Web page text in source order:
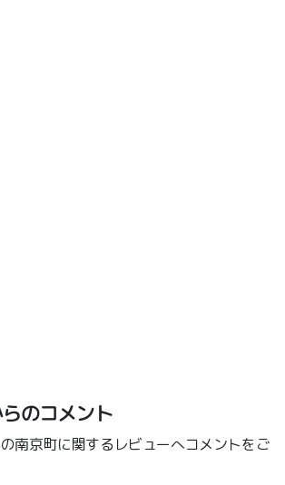
のコメント
南京町に関するレビューへコメントをご